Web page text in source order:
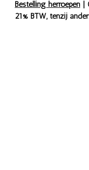
Bestelling herroepen |
21% BTW, tenzij